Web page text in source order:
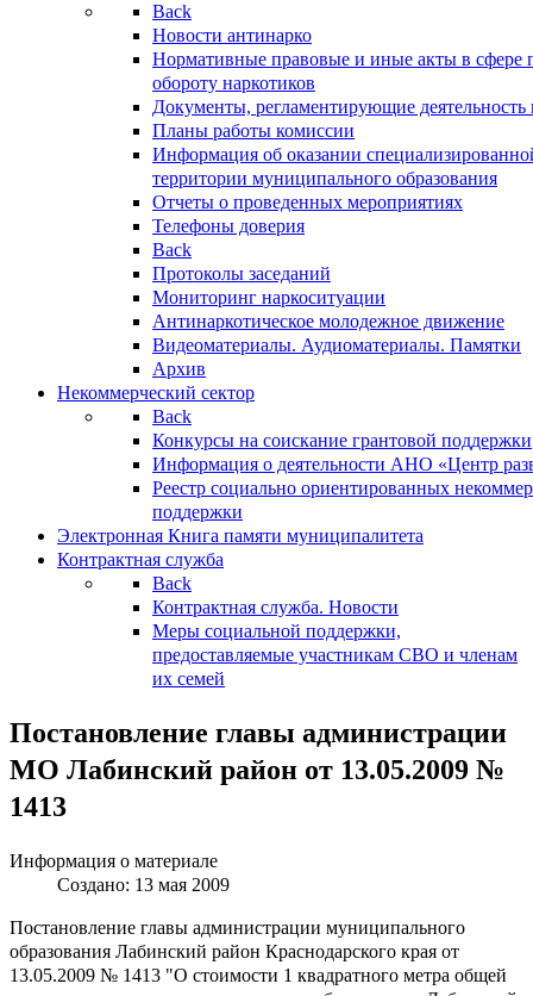
Back
Новости антинарко
Нормативные правовые и иные акты в сфере
обороту наркотиков
Документы, регламентирующие деятельность
Планы работы комиссии
Информация об оказании
территории муниципального образования
Отчеты о проведенных мероприятиях
Телефоны доверия
Back
Протоколы заседаний
Мониторинг наркоситуации
Антинаркотическое молодежное движение
Видеоматериалы. Аудиоматериалы. Памятки
Архив
Некоммерческий сектор
Back
Конкурсы на соискание грантовой поддержки
Информация о деятельности АНО «Центр
Реестр социально ориентированных
поддержки
Электронная Книга памяти муниципалитета
Контрактная служба
Back
Контрактная служба. Новости
Меры социальной поддержки,
предоставляемые участникам СВО и членам
их семей
Постановление главы администрации
МО Лабинский район от 13.05.2009 №
1413
Информация о материале
Создано: 13 мая 2009
Постановление главы администрации муниципального
образования Лабинский район Краснодарского края от
13.05.2009 № 1413 "О стоимости 1 квадратного метра общей